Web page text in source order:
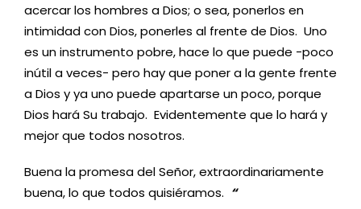
acercar los hombres a Dios; o sea, ponerlos en
intimidad con Dios, ponerles al frente de Dios. Uno
es un instrumento pobre, hace lo que puede -poco
inútil a veces- pero hay que poner a la gente frente
a Dios y ya uno puede apartarse un poco, porque
Dios hará Su trabajo. Evidentemente que lo hará y
mejor que todos nosotros.
Buena la promesa del Señor, extraordinariamente
buena, lo que todos quisiéramos. “